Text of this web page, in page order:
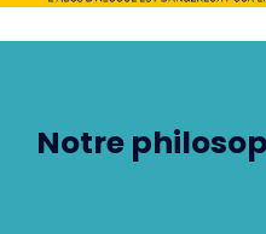
Notre